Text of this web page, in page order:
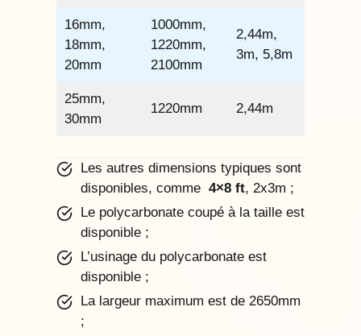
16mm,
18mm,
20mm
1000mm,
1220mm,
2100mm
2,44m,
3m, 5,8m
25mm,
30mm
1220mm 2,44m
Les autres dimensions typiques sont
disponibles, comme 4×8 ft, 2x3m ;
Le polycarbonate coupé à la taille est
disponible ;
L’usinage du polycarbonate est
disponible ;
La largeur maximum est de 2650mm
;